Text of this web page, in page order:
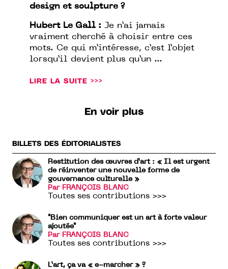
design et sculpture ?
Hubert Le Gall : Je n’ai jamais
vraiment cherché à choisir entre ces
mots. Ce qui m’intéresse, c’est l’objet
lorsqu’il devient plus qu’un ...
LIRE LA SUITE >>>
En voir plus
BILLETS DES ÉDITORIALISTES
Restitution des œuvres d’art : « Il est urgent
de réinventer une nouvelle forme de
gouvernance culturelle »
Par FRANÇOIS BLANC
Toutes ses contributions >>>
"Bien communiquer est un art à forte valeur
ajoutée"
Par FRANÇOIS BLANC
Toutes ses contributions >>>
L’art, ça va « e-marcher » ?